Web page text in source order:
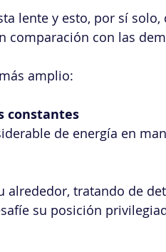
lente y esto, por sí
comparación con las
amplio:
constantes
de energía en
alrededor, tratando de
su posición